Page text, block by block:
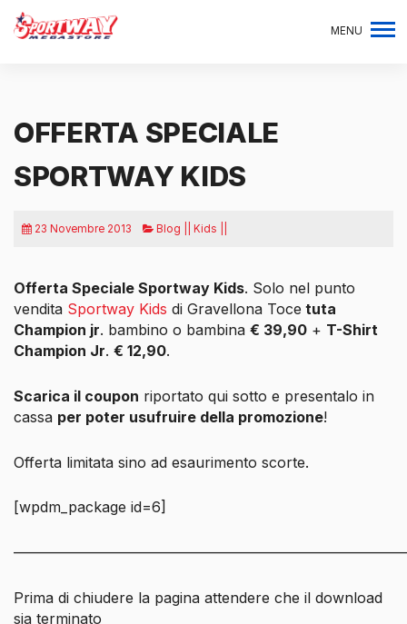
MENU
OFFERTA SPECIALE
SPORTWAY KIDS
23 Novembre 2013 Blog || Kids ||
Offerta Speciale Sportway Kids. Solo nel punto
vendita Sportway Kids di Gravellona Toce tuta
Champion jr. bambino o bambina € 39,90 + T-Shirt
Champion Jr. € 12,90.
Scarica il coupon riportato qui sotto e presentalo in
cassa per poter usufruire della promozione!
Offerta limitata sino ad esaurimento scorte.
[wpdm_package id=6]
Prima di chiudere la pagina attendere che il download
sia terminato